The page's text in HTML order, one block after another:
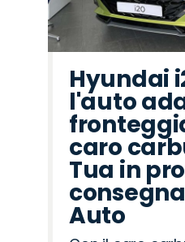
Hyundai
l'auto
caro
Tua in
Auto